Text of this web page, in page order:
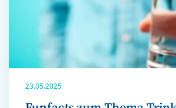
23.05.2025